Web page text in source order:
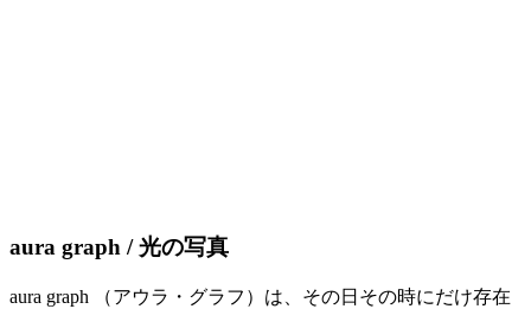
aura graph / 光の写真
aura graph （アウラ・グラフ）は、その日その時にだけ存在